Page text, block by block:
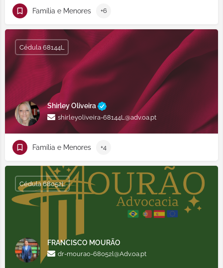
Família e Menores +6
Shirley Oliveira
shirleyoliveira-68144L@adv.oa.pt
Cédula 68144L
Família e Menores +4
FRANCISCO MOURÃO
dr-mourao-68052l@Adv.oa.pt
Cédula 68052L